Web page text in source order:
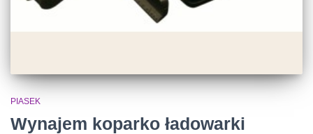
PIASEK
Wynajem koparko ładowarki